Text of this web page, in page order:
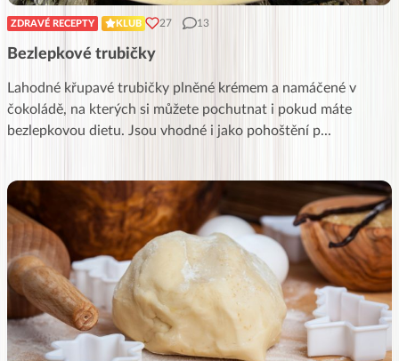
ZDRAVÉ RECEPTY KLUB 27 13
Bezlepkové trubičky
Lahodné křupavé trubičky plněné krémem a namáčené v
čokoládě, na kterých si můžete pochutnat i pokud máte
bezlepkovou dietu. Jsou vhodné i jako pohoštění p...